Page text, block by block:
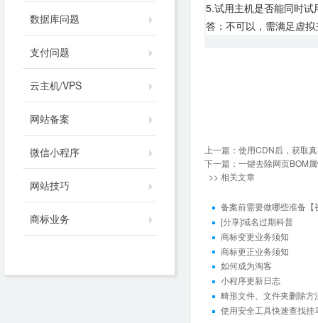
数据库问题
支付问题
云主机/VPS
网站备案
微信小程序
网站技巧
商标业务
5.试用主机是否能同时
答：不可以，需满足虚
上一篇： 使用CDN后，获取
下一篇： 一键去除网页BOM
>> 相关文章
备案前需要做哪些准备【
[分享]域名过期科普
商标变更业务须知
商标更正业务须知
如何成为淘客
小程序更新日志
畸形文件、文件夹删除
使用安全工具快速查找